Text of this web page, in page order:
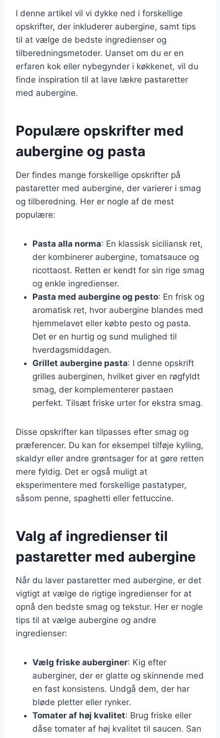
I denne artikel vil vi dykke ned i forskellige
opskrifter, der inkluderer aubergine, samt tips
til at vælge de bedste ingredienser og
tilberedningsmetoder. Uanset om du er en
erfaren kok eller nybegynder i køkkenet, vil du
finde inspiration til at lave lækre pastaretter
med aubergine.
Populære opskrifter med
aubergine og pasta
Der findes mange forskellige opskrifter på
pastaretter med aubergine, der varierer i smag
og tilberedning. Her er nogle af de mest
populære:
Pasta alla norma: En klassisk siciliansk ret,
der kombinerer aubergine, tomatsauce og
ricottaost. Retten er kendt for sin rige smag
og enkle ingredienser.
Pasta med aubergine og pesto: En frisk og
aromatisk ret, hvor aubergine blandes med
hjemmelavet eller købte pesto og pasta.
Det er en hurtig og sund mulighed til
hverdagsmiddagen.
Grillet aubergine pasta: I denne opskrift
grilles auberginen, hvilket giver en røgfyldt
smag, der komplementerer pastaen
perfekt. Tilsæt friske urter for ekstra smag.
Disse opskrifter kan tilpasses efter smag og
præferencer. Du kan for eksempel tilføje kylling,
skaldyr eller andre grøntsager for at gøre retten
mere fyldig. Det er også muligt at
eksperimentere med forskellige pastatyper,
såsom penne, spaghetti eller fettuccine.
Valg af ingredienser til
pastaretter med aubergine
Når du laver pastaretter med aubergine, er det
vigtigt at vælge de rigtige ingredienser for at
opnå den bedste smag og tekstur. Her er nogle
tips til at vælge aubergine og andre
ingredienser:
Vælg friske auberginer: Kig efter
auberginer, der er glatte og skinnende med
en fast konsistens. Undgå dem, der har
bløde pletter eller rynker.
Tomater af høj kvalitet: Brug friske eller
dåse tomater af høj kvalitet til saucen. San